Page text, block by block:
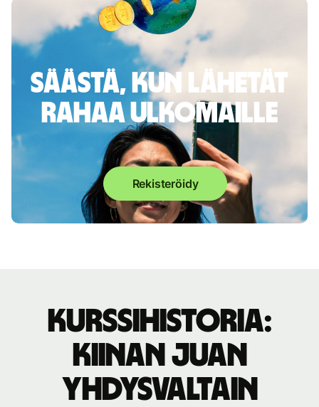
Säästä, kun lähetät
rahaa ulkomaille
Rekisteröidy
Kurssihistoria:
Kiinan juan
Yhdysvaltain